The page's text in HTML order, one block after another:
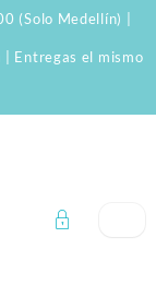
(Solo Medellín) |
| Entregas el mismo